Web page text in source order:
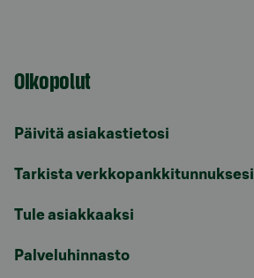
Oikopolut
Päivitä asiakastietosi
Tarkista verkkopankkitunnuksesi
Tule asiakkaaksi
Palveluhinnasto